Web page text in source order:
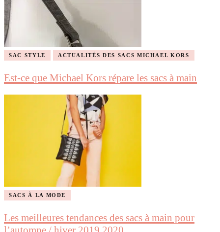
SAC STYLE ACTUALITÉS DES SACS MICHAEL KORS
Est-ce que Michael Kors répare les sacs à main
SACS À LA MODE
Les meilleures tendances des sacs à main pour